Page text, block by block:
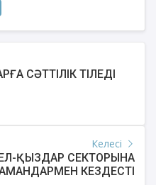
СӘТТІЛІК ТІЛЕДІ
Келесі
ҚЫЗДАР СЕКТОРЫНА
КЕЗДЕСТІ